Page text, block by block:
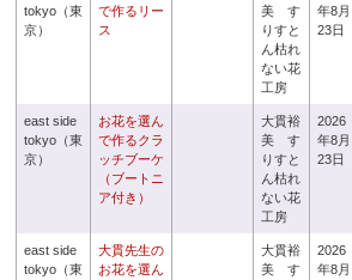
tokyo（東
京）
で作るリー
ス
美 す
りすと
ん枯れ
ない花
工房
年8月
23日
east side
tokyo（東
京）
お花を選ん
で作るクラ
ッチブーケ
（ブートニ
ア付き）
大貫裕
美 す
りすと
ん枯れ
ない花
工房
2026
年8月
23日
east side
tokyo（東
大貫先生の
お花を選ん
大貫裕
美 す
2026
年8月